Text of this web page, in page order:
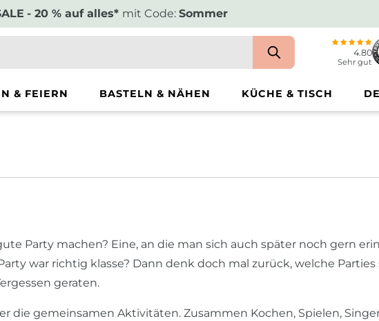
- 20 % auf alles* mit Code: Sommer
4.80
Sehr gut
& FEIERN BASTELN & NÄHEN KÜCHE & TISCH
Party machen? Eine, an die man sich auch später noch gern
war richtig klasse? Dann denk doch mal zurück, welche
geraten.
die gemeinsamen Aktivitäten. Zusammen Kochen, Spielen,